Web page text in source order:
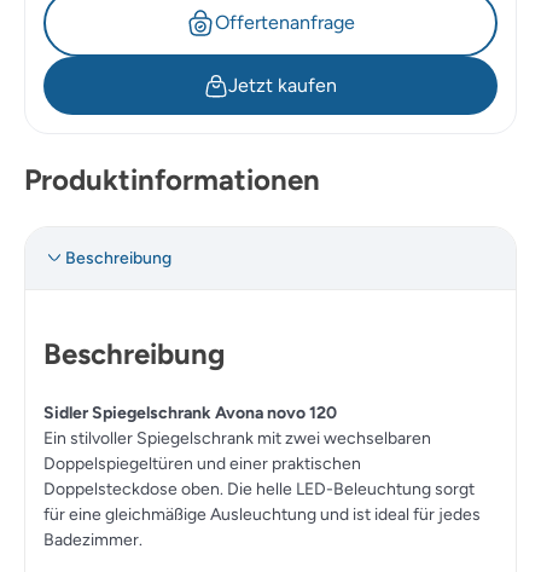
Offertenanfrage
Jetzt kaufen
Produktinformationen
Beschreibung
Beschreibung
Sidler Spiegelschrank Avona novo 120
Ein stilvoller Spiegelschrank mit zwei wechselbaren
Doppelspiegeltüren und einer praktischen
Doppelsteckdose oben. Die helle LED-Beleuchtung sorgt
für eine gleichmäßige Ausleuchtung und ist ideal für jedes
Badezimmer.